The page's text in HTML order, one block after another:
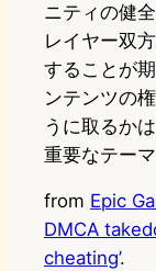
ニティの健
レイヤー双
することが
ンテンツの
うに取るか
重要なテー
from Epic
DMCA
cheating’.